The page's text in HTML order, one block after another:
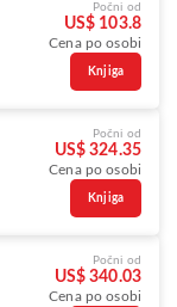
Počni od
US$ 103.8
Cena po osobi
Knjiga
Počni od
US$ 324.35
Cena po osobi
Knjiga
Počni od
US$ 340.03
Cena po osobi